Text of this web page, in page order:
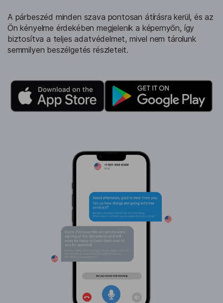
A párbeszéd minden szava pontosan átírásra kerül, és az
Ön kényelme érdekében megjelenik a képernyőn, így
biztosítva a teljes adatvédelmet, mivel nem tárolunk
semmilyen beszélgetés részleteit.